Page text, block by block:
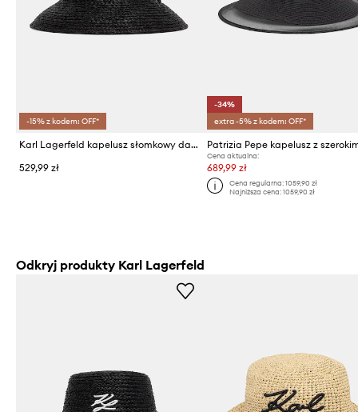
-15% z kodem: OFF*
Karl Lagerfeld kapelusz słomkowy damski K/AUTOGRAPH
529,99 zł
-34%
extra -5% z kodem: OFF*
Cena aktualna:
689,99 zł
Cena regularna: 1059,90 zł
Najniższa cena: 1059,90 zł
Odkryj produkty Karl Lagerfeld